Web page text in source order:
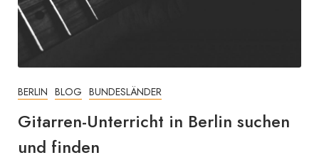
BERLIN BLOG BUNDESLÄNDER
Gitarren-Unterricht in Berlin suchen
und finden